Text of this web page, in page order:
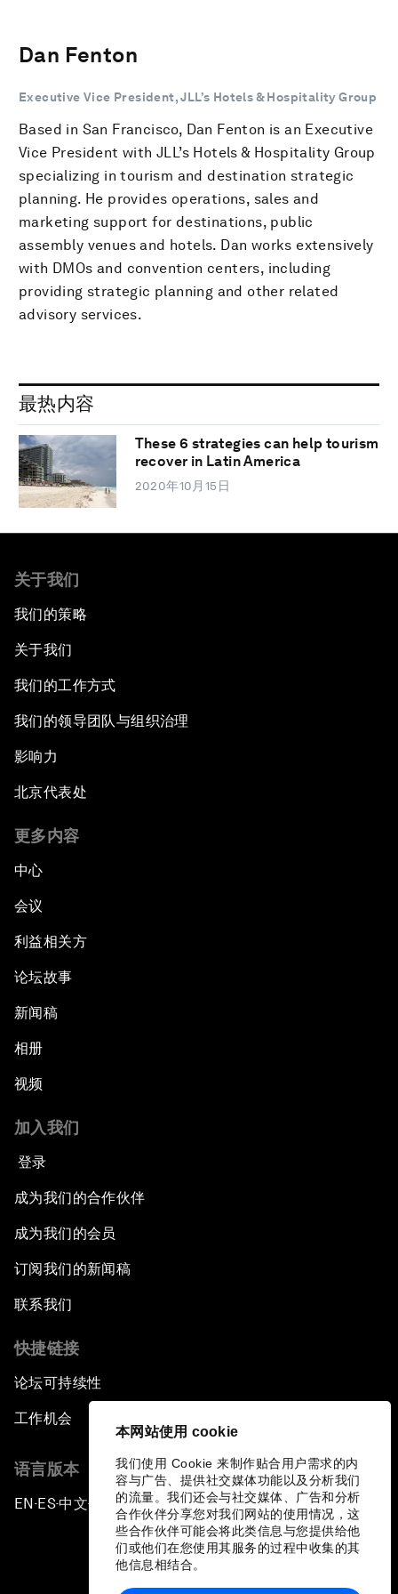
本网站使用 cookie
我们使用 Cookie 来制作贴合用户需求的内
容与广告、提供社交媒体功能以及分析我们
的流量。我们还会与社交媒体、广告和分析
合作伙伴分享您对我们网站的使用情况，这
些合作伙伴可能会将此类信息与您提供给他
们或他们在您使用其服务的过程中收集的其
他信息相结合。
Dan Fenton
Executive Vice President, JLL’s Hotels & Hospitality Group
Based in San Francisco, Dan Fenton is an Executive
Vice President with JLL’s Hotels & Hospitality Group
specializing in tourism and destination strategic
planning. He provides operations, sales and
marketing support for destinations, public
assembly venues and hotels. Dan works extensively
with DMOs and convention centers, including
providing strategic planning and other related
advisory services.
最热内容
These 6 strategies can help tourism
recover in Latin America
2020年10月15日
关于我们
我们的策略
关于我们
我们的工作方式
我们的领导团队与组织治理
影响力
北京代表处
更多内容
中心
会议
利益相关方
论坛故事
新闻稿
相册
视频
加入我们
登录
成为我们的合作伙伴
成为我们的会员
订阅我们的新闻稿
联系我们
快捷链接
论坛可持续性
工作机会
语言版本
EN ▪ES▪中文▪ 日本語